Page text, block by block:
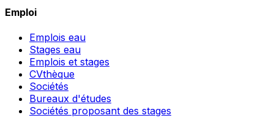
Emploi
Emplois eau
Stages eau
Emplois et stages
CVthèque
Sociétés
Bureaux d'études
Sociétés proposant des stages